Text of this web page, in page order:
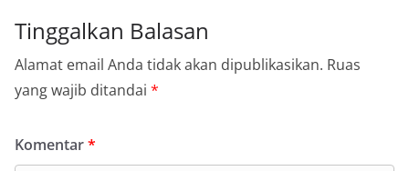
Tinggalkan Balasan
Alamat email Anda tidak akan dipublikasikan. Ruas
yang wajib ditandai *
Komentar*